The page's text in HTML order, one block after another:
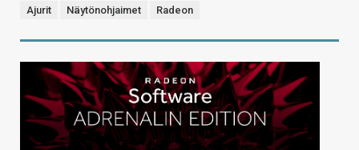
Ajurit Näytönohjaimet Radeon